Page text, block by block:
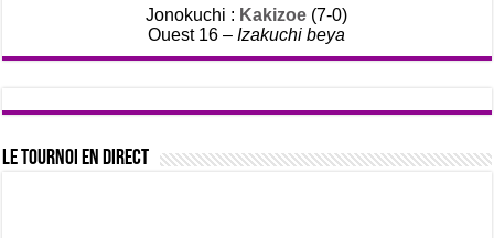
Jonokuchi : Kakizoe (7-0)
Ouest 16 –Izakuchi beya
Le tournoi en direct